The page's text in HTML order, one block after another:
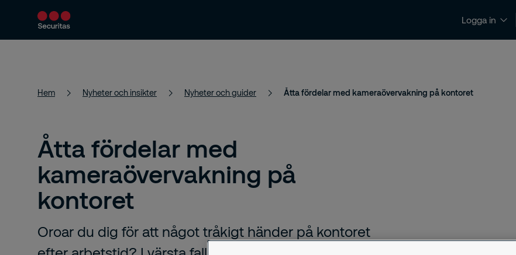
Logga in
Produkter och tjänster Säkerhetslösningar Nyheter och insikter Kontakt och support
Hem Nyheter och insikter Nyheter och guider Åtta fördelar med kameraövervakning på kontoret
Åtta fördelar med
kameraövervakning på
kontoret
Oroar du dig för att något tråkigt händer på kontoret